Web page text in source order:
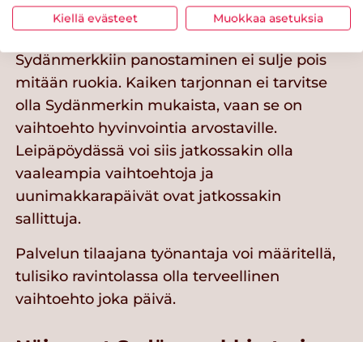
Tarjontaa jokaiseen makuun
Sydänmerkkiin panostaminen ei sulje pois
mitään ruokia. Kaiken tarjonnan ei tarvitse
olla Sydänmerkin mukaista, vaan se on
vaihtoehto hyvinvointia arvostaville.
Leipäpöydässä voi siis jatkossakin olla
vaaleampia vaihtoehtoja ja
uunimakkarapäivät ovat jatkossakin
sallittuja.
Palvelun tilaajana työnantaja voi määritellä,
tulisiko ravintolassa olla terveellinen
vaihtoehto joka päivä.
Kiellä evästeet Muokkaa asetuksia